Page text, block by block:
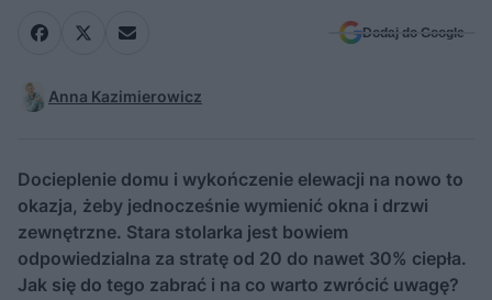
Dodaj do Google
Anna Kazimierowicz
Docieplenie domu i wykończenie elewacji na nowo to
okazja, żeby jednocześnie wymienić okna i drzwi
zewnętrzne. Stara stolarka jest bowiem
odpowiedzialna za stratę od 20 do nawet 30% ciepła.
Jak się do tego zabrać i na co warto zwrócić uwagę?